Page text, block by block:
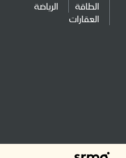
الطاقة
العقارات
الرياضة